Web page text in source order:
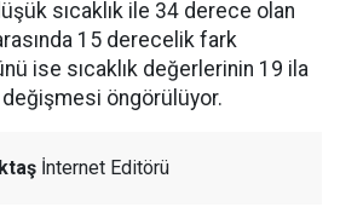
sıcaklık ile 34 derece olan
15 derecelik fark
ise sıcaklık değerlerinin 19 ila
öngörülüyor.
İnternet Editörü